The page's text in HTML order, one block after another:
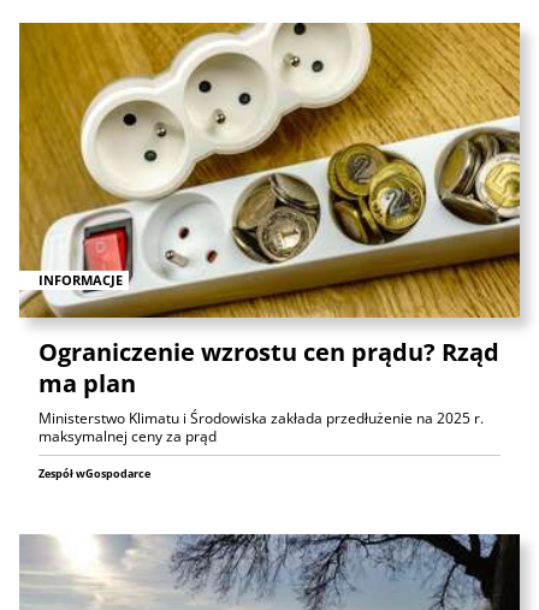
INFORMACJE
Ograniczenie wzrostu cen prądu? Rząd
ma plan
Ministerstwo Klimatu i Środowiska zakłada przedłużenie na 2025 r.
maksymalnej ceny za prąd
Zespół wGospodarce